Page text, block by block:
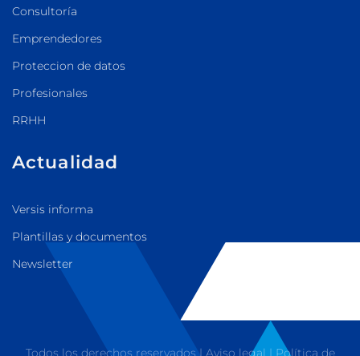
Consultoría
Emprendedores
Proteccion de datos
Profesionales
RRHH
Actualidad
Versis informa
Plantillas y documentos
Newsletter
Todos los derechos reservados | Aviso legal | Política de